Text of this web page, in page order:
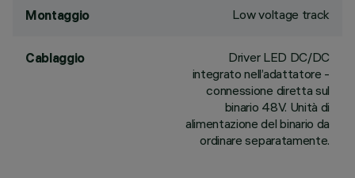
Montaggio Low voltage track
Cablaggio
Driver LED DC/DC
integrato nell’adattatore -
connessione diretta sul
binario 48V. Unità di
alimentazione del binario da
ordinare separatamente.